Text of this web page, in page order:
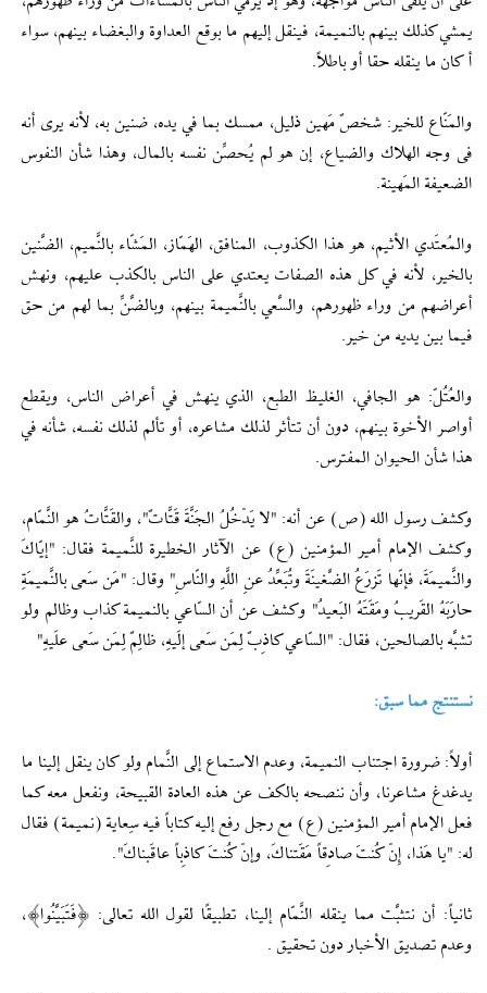
يمشي كذلك بينهم بالنميمة، فينقل إليهم ما بوقع العداوة والبغضاء بينهم، سواء
أ كان ما ينقله حقا أو باطلاً.
والمَنّاع للخير: شخصٌ مَهين ذليل، ممسك بما في يده، ضنين به، لأنه يرى أنه
فى وجه الهلاك والضياع، إن هو لم يُحصِّن نفسه بالمال، وهذا شأن النفوس
الضعيفة المَهينة.
والمُعتَدي الأثيم، هو هذا الكذوب، المنافق، الهَمّاز، المَشّاء بالنَّميم، الضَّنين
بالخير، لأنه في كل هذه الصفات يعتدي على الناس بالكذب عليهم، ونهش
أعراضهم من وراء ظهورهم، والسَّعي بالنَّميمة بينهم، وبالضَّنِّ بما لهم من حق
فيما بين يديه من خير.
والعُتُلّ: هو الجافي، الغليظ الطبع، الذي ينهش في أعراض الناس، ويقطع
أواصر الأخوة بينهم، دون أن تتأثر لذلك مشاعره، أو تألم لذلك نفسه، شأنه في
هذا شأن الحيوان المفترس.
وكشف رسول الله (ص) عن أنه: "لا يَدْخُلُ الجَنَّةَ قَتَّاتٌ"، والقَتَّاتُ هو النَّمّام،
وكشف الإمام أمير المؤمنين (ع) عن الآثار الخطيرة للنَّميمة فقال: "إيّاكَ
والنَّميمَةَ، فإنّها تَزرَعُ الضَّغينَةَ وتُبَعِّدُ عنِ اللَّهِ والنّاسِ" وقال: "مَن سَعى‏ بالنَّميمَةِ
حارَبَهُ القَريبُ ومَقَتَهُ البَعيدُ" وكشف عن أن السّاعي بالنميمة كذاب وظالم ولو
تشبَّه بالصالحين، فقال: "السّاعي كاذِبٌ لِمَن سَعى‏ إلَيهِ، ظالِمٌ لِمَن سَعى‏ علَيهِ"
نستنتج مما سبق:
أولاً: ضرورة اجتناب النميمة، وعدم الاستماع إلى النَّمام ولو كان ينقل إلينا ما
يدغدغ مشاعرنا، وأن ننصحه بالكف عن هذه العادة القبيحة، ونفعل معه كما
فعل الإمام أمير المؤمنين (ع) مع رجل رفع إليه كتاباً فيه سِعاية (نميمة) فقال
له: "يا هَذا، إِنْ كُنتَ صادِقاً مَقَتناكَ، وإنْ كُنتَ كاذِباً عاقَبناكَ".
ثانياً: أن نتثبَّت مما ينقله النَّمّام إلينا، تطبيقًا لقول الله تعالى: ﴿فَتَبَيَّنُوا﴾،
وعدم تصديق الأخبار دون تحقيق .